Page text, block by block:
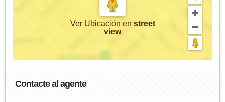
Ver Ubicación en street
view
Contacte al agente